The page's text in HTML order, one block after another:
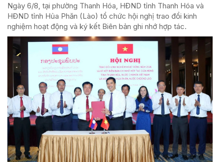
Ngày 6/8, tại phường Thanh Hóa, HĐND tỉnh Thanh Hóa và
HĐND tỉnh Hủa Phăn (Lào) tổ chức hội nghị trao đổi kinh
nghiệm hoạt động và ký kết Biên bản ghi nhớ hợp tác.